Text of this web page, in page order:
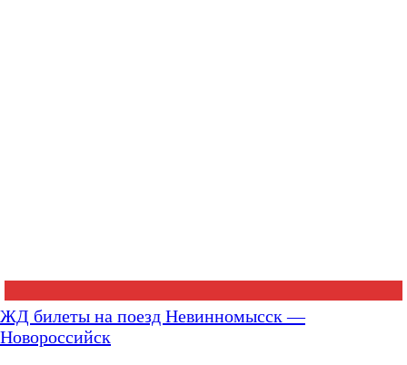
ЖД билеты на поезд Невинномысск —
Новороссийск